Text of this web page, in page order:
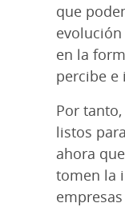
que
en la
percibe e
Por
listos
ahora
tomen la